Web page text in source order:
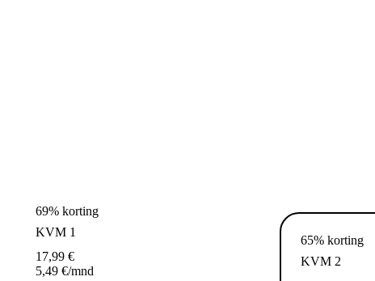
69% korting
KVM 1
17,99 €
5,49 €/mnd
65% korting
KVM 2